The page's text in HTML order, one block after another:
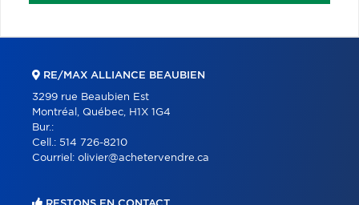
RE/MAX ALLIANCE BEAUBIEN
3299 rue Beaubien Est
Montréal, Québec, H1X 1G4
Bur.:
Cell.: 514 726-8210
Courriel: olivier@achetervendre.ca